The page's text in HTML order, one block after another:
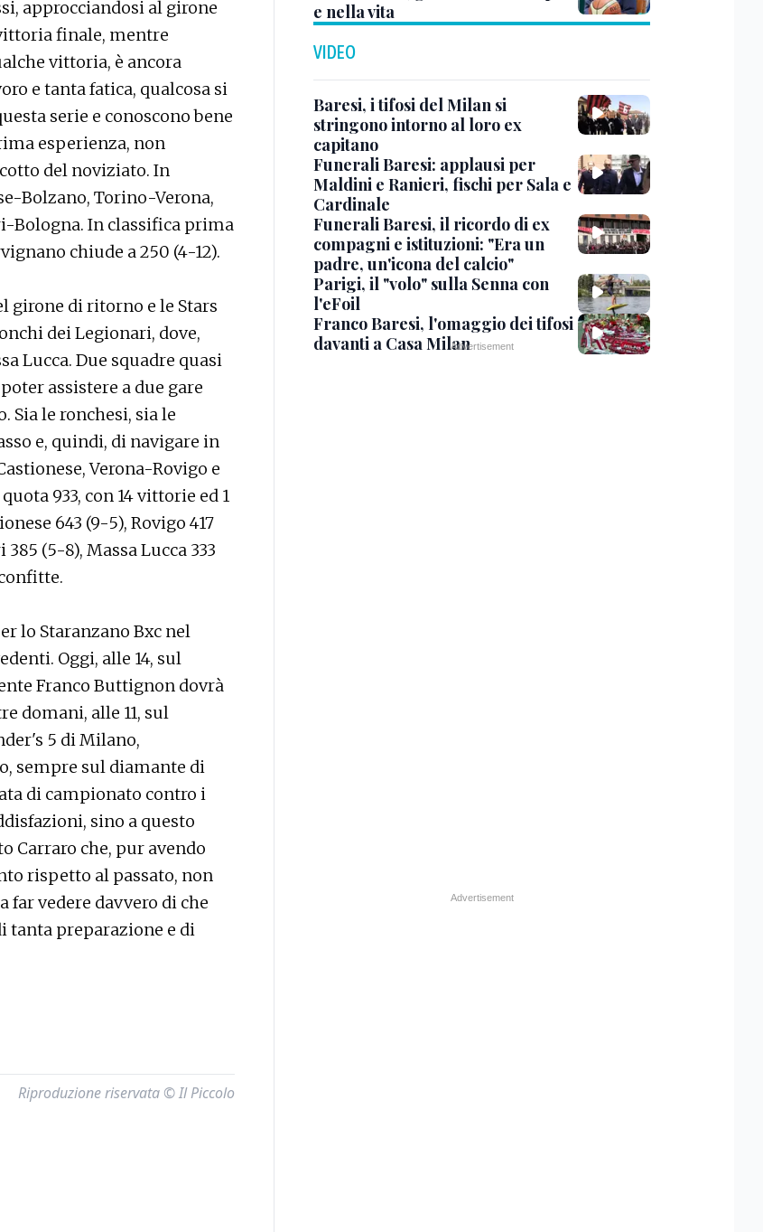
approcciandosi al girone
finale, mentre
vittoria, è ancora
e tanta fatica, qualcosa si
serie e conoscono bene
esperienza, non
del noviziato. In
Bolzano, Torino-Verona,
Bologna. In classifica prima
chiude a 250 (4-12).
girone di ritorno e le Stars
dei Legionari, dove,
Lucca. Due squadre quasi
assistere a due gare
Sia le ronchesi, sia le
e, quindi, di navigare in
Verona-Rovigo e
933, con 14 vittorie ed 1
643 (9-5), Rovigo 417
(5-8), Massa Lucca 333
lo Staranzano Bxc nel
Oggi, alle 14, sul
Franco Buttignon dovrà
domani, alle 11, sul
5 di Milano,
sempre sul diamante di
di campionato contro i
sino a questo
Carraro che, pur avendo
rispetto al passato, non
far vedere davvero di che
tanta preparazione e di
Riproduzione riservata © Il Piccolo
e nella vita
VIDEO
Baresi, i tifosi del Milan si
stringono intorno al loro ex
capitano
Funerali Baresi: applausi per
Maldini e Ranieri, fischi per Sala e
Cardinale
Funerali Baresi, il ricordo di ex
compagni e istituzioni: "Era un
padre, un'icona del calcio"
Parigi, il "volo" sulla Senna con
l'eFoil
Franco Baresi, l'omaggio dei tifosi
davanti a Casa Milan